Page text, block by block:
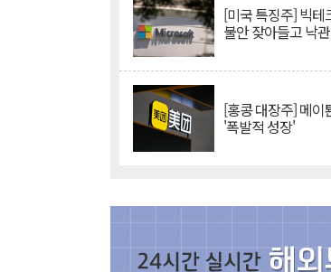
[미국 특징주] 빅테
불안 잦아들고 낙
[홍콩 대장주] 메
'폭발적 성장'